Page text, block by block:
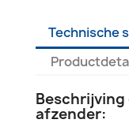
Technische
afzender: